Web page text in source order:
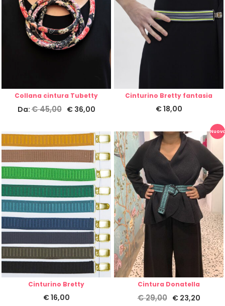
Collana cintura Tubetty
Da:€45,00 €36,00
Cinturino Bretty fantasia
€18,00
Cinturino Bretty
€16,00
Cintura Donatella
€29,00 €23,20